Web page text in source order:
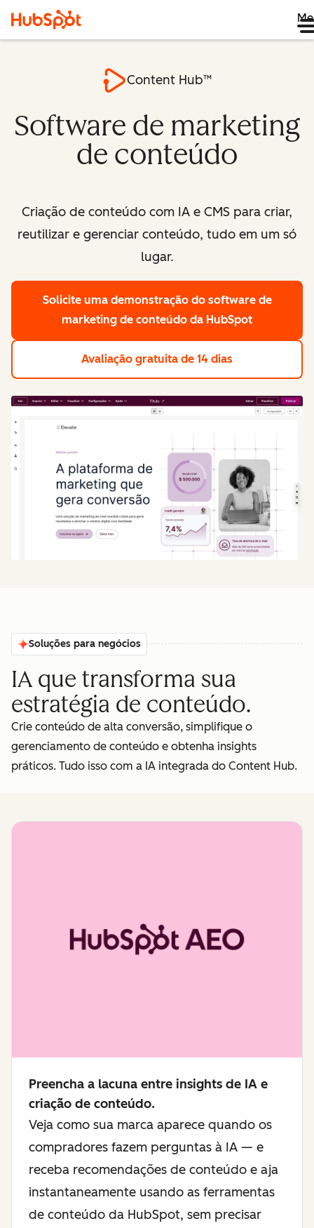
Content Hub™
Software de marketing
de conteúdo
Criação de conteúdo com IA e CMS para criar,
reutilizar e gerenciar conteúdo, tudo em um só
lugar.
Solicite uma demonstração do software de
marketing de conteúdo da HubSpot
Avaliação gratuita de 14 dias
Soluções para negócios
IA que transforma sua
estratégia de conteúdo.
Crie conteúdo de alta conversão, simplifique o
gerenciamento de conteúdo e obtenha insights
práticos. Tudo isso com a IA integrada do Content Hub.
Preencha a lacuna entre insights de IA e
criação de conteúdo.
Veja como sua marca aparece quando os
compradores fazem perguntas à IA — e
receba recomendações de conteúdo e aja
instantaneamente usando as ferramentas
de conteúdo da HubSpot, sem precisar